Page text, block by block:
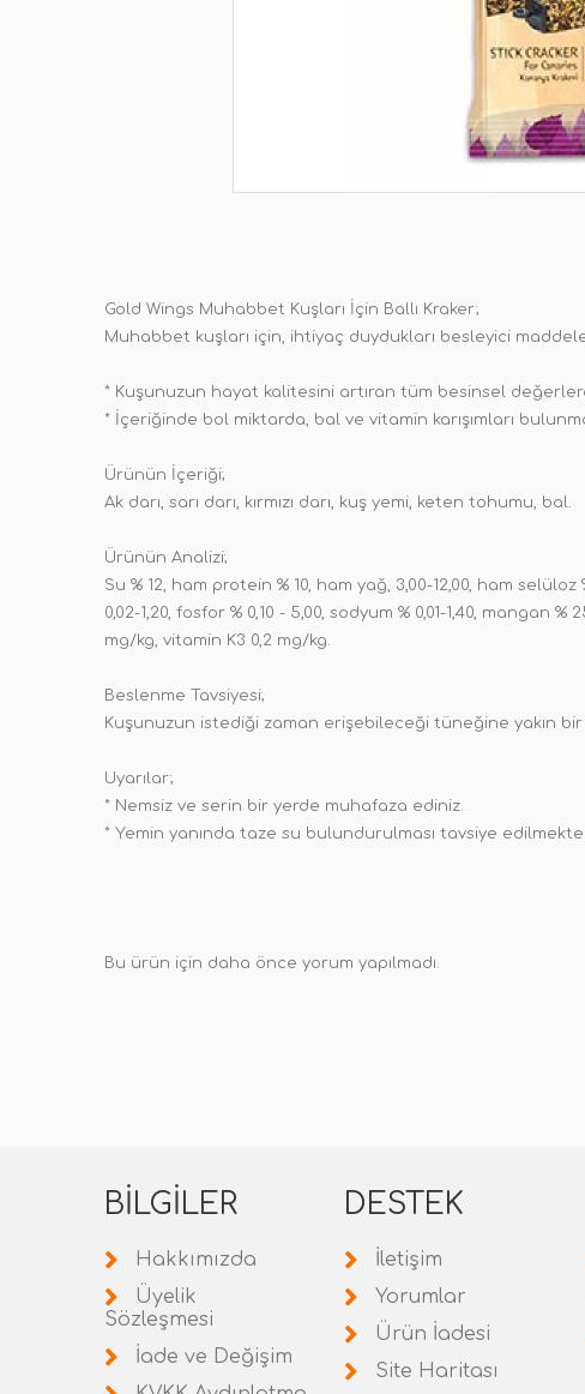
Gold Wings Muhabbet Kuşları İçin Ballı Kraker;
Muhabbet kuşları için, ihtiyaç duydukları besleyici
* Kuşunuzun hayat kalitesini artıran tüm besinsel
* İçeriğinde bol miktarda, bal ve vitamin karışımları
Ürünün İçeriği;
Ak darı, sarı darı, kırmızı darı, kuş yemi, keten tohumu, bal.
Ürünün Analizi;
Su % 12, ham protein % 10, ham yağ, 3,00-12,00, ham
0,02-1,20, fosfor % 0,10 - 5,00, sodyum % 0,01-1,40, mangan
mg/kg, vitamin K3 0,2 mg/kg.
Beslenme Tavsiyesi;
Kuşunuzun istediği zaman erişebileceği tüneğine yakın
Uyarılar;
* Nemsiz ve serin bir yerde muhafaza ediniz.
* Yemin yanında taze su bulundurulması tavsiye
Bu ürün için daha önce yorum yapılmadı.
BILGILER
Hakkımızda
Üyelik
Sözleşmesi
İade ve Değişim
DESTEK
İletişim
Yorumlar
Ürün İadesi
Site Haritası